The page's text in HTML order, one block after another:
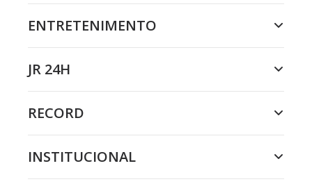
ENTRETENIMENTO
JR 24H
RECORD
INSTITUCIONAL